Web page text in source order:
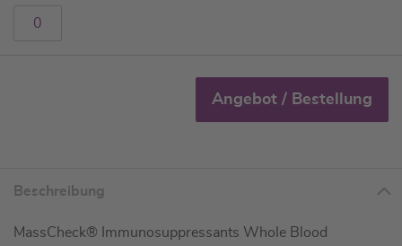
Angebot / Bestellung
Beschreibung
MassCheck® Immunosuppressants Whole Blood